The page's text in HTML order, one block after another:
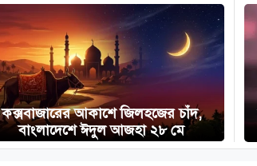
কক্সবাজারের আকাশে জিলহজের চাঁদ,
বাংলাদেশে ঈদুল আজহা ২৮ মে